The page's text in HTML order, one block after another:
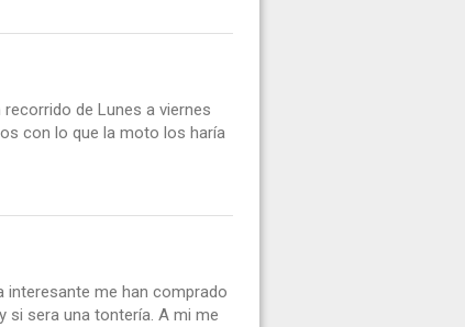
de Lunes a viernes
con lo que la moto los haría
interesante me han comprado
si sera una tontería. A mi me